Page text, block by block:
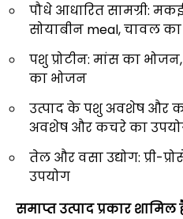
पौधे आधारित सामग्री:
सोयाबीन meal, चावल
पशु प्रोटीन: मांस का
का भोजन
उत्पाद के पशु अवशेष और
अवशेष और कचरे का
तेल और वसा उद्योग: प्री-
उपयोग
समाप्त उत्पाद प्रकार शामिल